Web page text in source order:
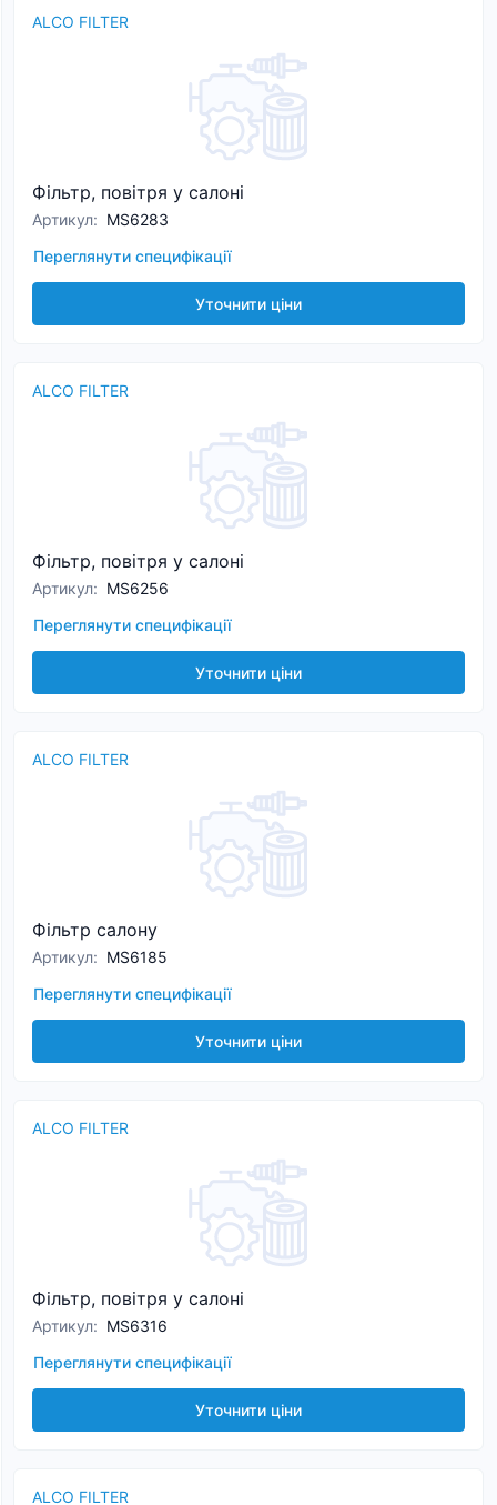
ALCO FILTER
Фільтр, повітря у салоні
Артикул: MS6283
Переглянути специфікації
Уточнити ціни
ALCO FILTER
Фільтр, повітря у салоні
Артикул: MS6256
Переглянути специфікації
Уточнити ціни
ALCO FILTER
Фільтр салону
Артикул: MS6185
Переглянути специфікації
Уточнити ціни
ALCO FILTER
Фільтр, повітря у салоні
Артикул: MS6316
Переглянути специфікації
Уточнити ціни
ALCO FILTER